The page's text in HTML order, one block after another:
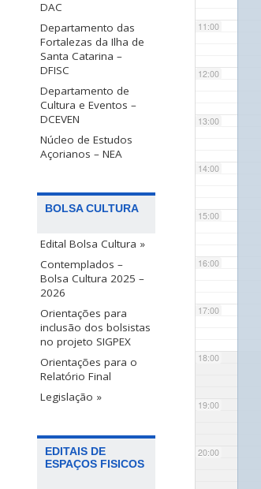
DAC
Departamento das
Fortalezas da Ilha de
Santa Catarina –
DFISC
Departamento de
Cultura e Eventos –
DCEVEN
Núcleo de Estudos
Açorianos – NEA
BOLSA CULTURA
Edital Bolsa Cultura »
Contemplados –
Bolsa Cultura 2025 –
2026
Orientações para
inclusão dos bolsistas
no projeto SIGPEX
Orientações para o
Relatório Final
Legislação »
EDITAIS DE
ESPAÇOS FISICOS
11:00
12:00
13:00
14:00
15:00
16:00
17:00
18:00
19:00
20:00